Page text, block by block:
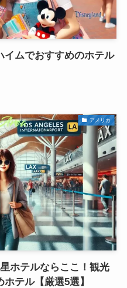
イムでおすすめのホテル
アメリカ
ホテルならここ！観光
テル【厳選5選】